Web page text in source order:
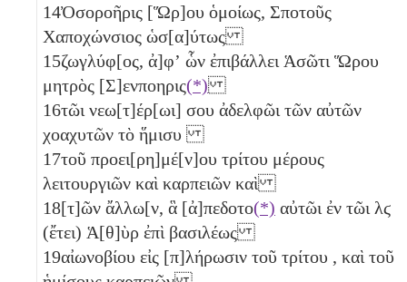
14Ὀσοροῆρις [Ὥρ]ου ὁμοίως, Σποτοῦς
Χαποχώνσιος ὡσ[α]ύτως
15ζωγλύφ[ος, ἀ]φʼ ὧν ἐπιβάλλει Ἁσῶτι Ὥρου
μητρὸς [Σ]ενποηρις(*)
16τῶι νεω[τ]έρ[ωι] σου ἀδελφῶι τῶν αὐτῶν
χοαχυτῶν τὸ ἥμισυ
17τοῦ προει[ρη]μέ[ν]ου τρίτου μέρους
λειτουργιῶν καὶ καρπειῶν καὶ
18[τ]ῶν ἄλλω[ν, ἃ [ἀ]πεδοτο(*) αὐτῶι ἐν τῶι λϛ
(ἔτει) Ἁ[θ]ὺρ ἐπὶ βασιλέως
19αἰωνοβίου εἰς [π]λήρωσιν τοῦ τρίτου , καὶ τοῦ